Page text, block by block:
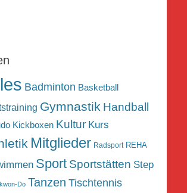
Badminton Basketball
Gymnastik Handball
Kickboxen Kultur Kurs
Mitglieder Radsport REHA
Sport Sportstätten Step
Do Tanzen Tischtennis